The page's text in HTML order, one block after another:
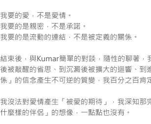
我要的愛，不是愛情。
我要的是親密，不是承諾。
我要的是流動的連結，不是被定義的關係。
結束後，與Kumar簡單的對談，隨性的聊著
後被敲醒的省思、到沉澱後被擴大的迴響、
係」的信念產生不可逆的質變，我百分之百肯
我沒法對愛情產生「被愛的期待」，我深知
什麼樣的伴侶」的想像，一點點也沒有。